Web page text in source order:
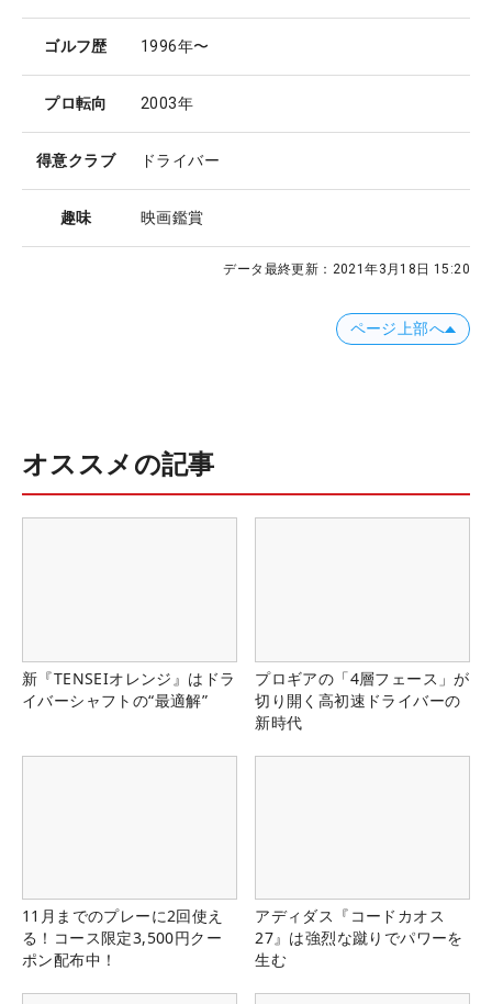
ゴルフ歴 1996年〜
プロ転向 2003年
得意クラブ ドライバー
趣味 映画鑑賞
データ最終更新： 2021年3月18日 15:20
ページ上部へ
オススメの記事
新『TENSEIオレンジ』はドラ
イバーシャフトの“最適解”
プロギアの「4層フェース」が
切り開く高初速ドライバーの
新時代
11月までのプレーに2回使え
る！コース限定3,500円クー
ポン配布中！
アディダス『コードカオス
27』は強烈な蹴りでパワーを
生む